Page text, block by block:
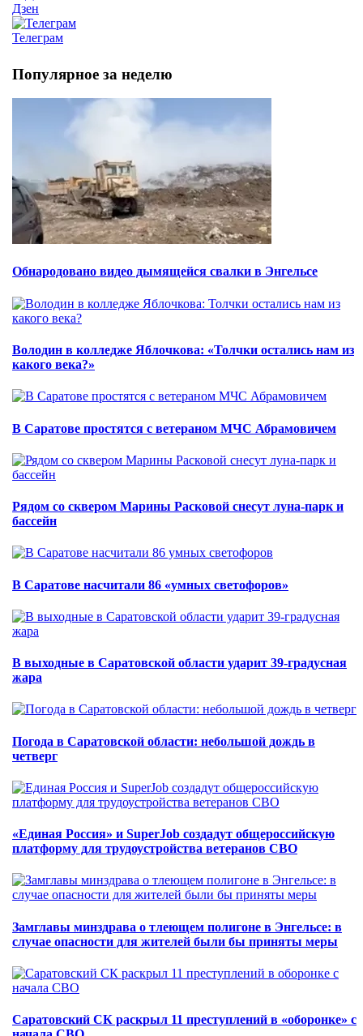
Дзен
Телеграм
Популярное за неделю
Обнародовано видео дымящейся свалки в Энгельсе
Володин в колледже Яблочкова: «Толчки остались нам из
какого века?»
В Саратове простятся с ветераном МЧС Абрамовичем
Рядом со сквером Марины Расковой снесут луна-парк и
бассейн
В Саратове насчитали 86 «умных светофоров»
В выходные в Саратовской области ударит 39-градусная
жара
Погода в Саратовской области: небольшой дождь в
четверг
«Единая Россия» и SuperJob создадут общероссийскую
платформу для трудоустройства ветеранов СВО
Замглавы минздрава о тлеющем полигоне в Энгельсе: в
случае опасности для жителей были бы приняты меры
Саратовский СК раскрыл 11 преступлений в «оборонке» с